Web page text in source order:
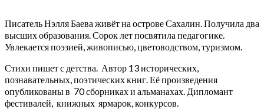
Писатель Нэлля Баева живёт на острове Сахалин. Получила два
высших образования. Сорок лет посвятила педагогике.
Увлекается поэзией, живописью, цветоводством, туризмом.
Стихи пишет с детства. Автор 13 исторических,
познавательных, поэтических книг. Её произведения
опубликованы в 70 сборниках и альманахах. Дипломант
фестивалей, книжных ярмарок, конкурсов.